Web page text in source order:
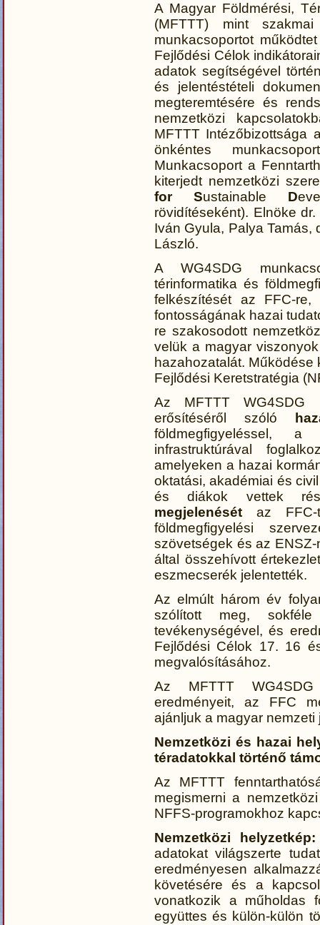
A Magyar Földmérési,
(MFTTT) mint
munkacsoportot
Fejlődési Célok
adatok segítségével
és jelentéstételi
megteremtésére és
nemzetközi
MFTTT Intézőbizottsága
önkéntes
Munkacsoport a
kiterjedt nemzetközi
for
Sustainable D
rövidítéseként). Elnöke
Iván Gyula, Palya Tamás,
László.
A WG4SDG
térinformatika és
felkészítését az FFC-re,
fontosságának hazai
re szakosodott
velük a magyar
hazahozatalát. Működése
Fejlődési Keretstratégia
Az MFTTT WG4SDG
erősítéséről szóló
földmegfigyeléssel,
infrastruktúrával
amelyeken a hazai
oktatási, akadémiai és
és diákok vettek
megjelenését az FFC-t
földmegfigyelési
szövetségek és az
által összehívott
eszmecserék jelentették.
Az elmúlt három év
szólított meg, sokféle
tevékenységével, és
Fejlődési Célok 17. 16
megvalósításához.
Az MFTTT WG4SDG
eredményeit, az FFC
ajánljuk a magyar
Nemzetközi és hazai
téradatokkal történő
Az MFTTT
megismerni a
NFFS-programokhoz
Nemzetközi helyzetkép:
adatokat világszerte
eredményesen
követésére és a
vonatkozik a műholdas
együttes és külön-külön